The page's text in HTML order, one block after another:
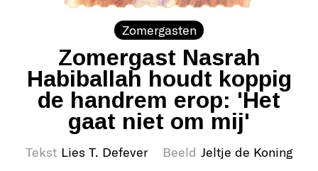
Zomergasten
Zomergast Nasrah
Habiballah houdt koppig
de handrem erop: 'Het
gaat niet om mij'
Tekst Lies T. Defever Beeld Jeltje de Koning